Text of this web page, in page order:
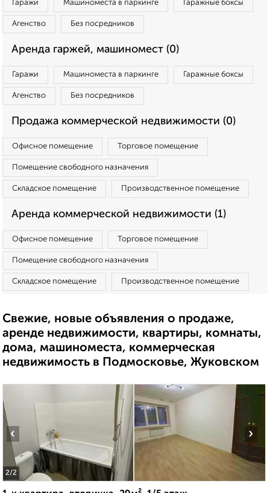
Гаражи Машиноместа в паркинге Гаражные боксы
Агенство Без посредников
Аренда гаржей, машиномест (0)
Гаражи Машиноместа в паркинге Гаражные боксы
Агенство Без посредников
Продажа коммерческой недвижимости (0)
Офисное помещение Торговое помещение
Помещение свободного назначения
Складское помещение Производственное помещение
Аренда коммерческой недвижимости (1)
Офисное помещение Торговое помещение
Помещение свободного назначения
Складское помещение Производственное помещение
Свежие, новые объявления о продаже,
аренде недвижимости, квартиры, комнаты,
дома, машиноместа, коммерческая
недвижимость в Подмосковье, Жуковском
2/2
‹ ›